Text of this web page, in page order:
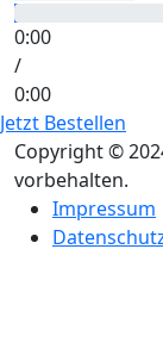
0:00
/
0:00
Jetzt Bestellen
Copyright ©
vorbehalten.
Impressum